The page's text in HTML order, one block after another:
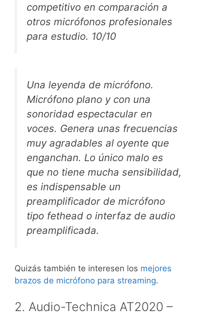
competitivo en comparación a
otros micrófonos profesionales
para estudio. 10/10
Una leyenda de micrófono.
Micrófono plano y con una
sonoridad espectacular en
voces. Genera unas frecuencias
muy agradables al oyente que
enganchan. Lo único malo es
que no tiene mucha sensibilidad,
es indispensable un
preamplificador de micrófono
tipo fethead o interfaz de audio
preamplificada.
Quizás también te interesen los mejores
brazos de micrófono para streaming.
2. Audio-Technica AT2020 –